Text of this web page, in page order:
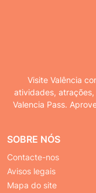
Visite Valência
atividades,
Valencia Pass.
SOBRE NÓS
Contacte-nos
Avisos legais
Mapa do site